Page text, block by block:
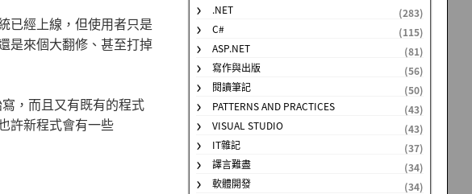
已經上線，但使用者只是
是來個大翻修、甚至打掉
，而且又有既有的程式
許新程式會有一些
.NET
(283)
C#
(115)
ASP.NET
(81)
寫作與出版
(56)
閱讀筆記
(50)
PATTERNS AND PRACTICES
(43)
VISUAL STUDIO
(43)
IT雜記
(37)
譯言難盡
(34)
軟體開發
(34)